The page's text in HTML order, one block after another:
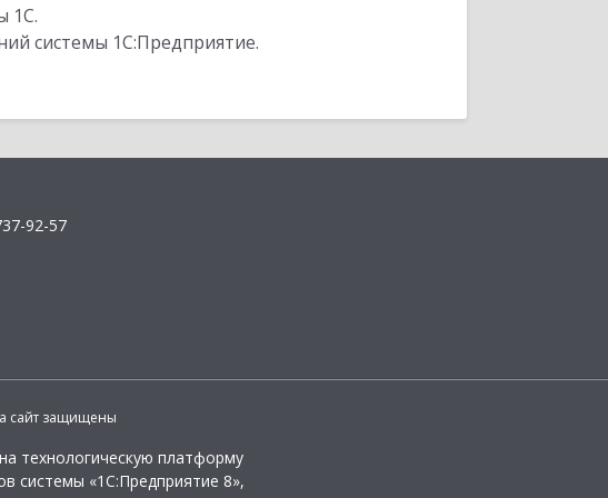
1С.
системы 1С:Предприятие.
92-57
сайт защищены
технологическую платформу
системы «1С:Предприятие 8»,